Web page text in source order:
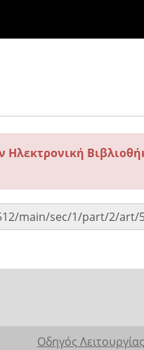
Ηλεκτρονική
Οδηγός Λειτουργίας